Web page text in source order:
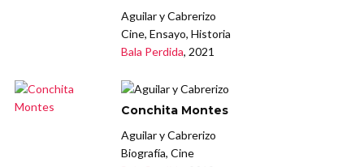
Aguilar y Cabrerizo
Cine, Ensayo, Historia
Bala Perdida, 2021
Conchita Montes
Aguilar y Cabrerizo
Biografía, Cine